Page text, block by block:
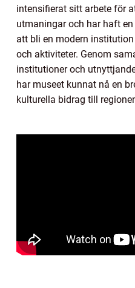
intensifierat sitt arbete för
utmaningar och har haft
att bli en modern
och aktiviteter. Genom
institutioner och
har museet kunnat nå en
kulturella bidrag till